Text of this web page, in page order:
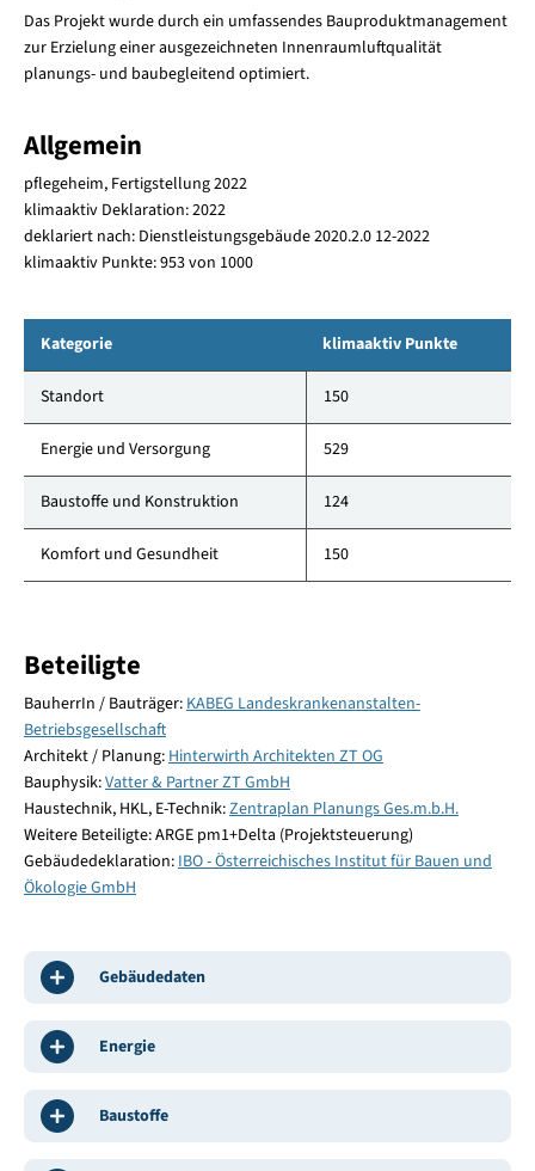
Das Projekt wurde durch ein umfassendes Bauproduktmanagement
zur Erzielung einer ausgezeichneten Innenraumluftqualität
planungs- und baubegleitend optimiert.
Allgemein
pflegeheim, Fertigstellung 2022
klimaaktiv Deklaration: 2022
deklariert nach: Dienstleistungsgebäude 2020.2.0 12-2022
klimaaktiv Punkte: 953 von 1000
Kategorie klimaaktiv Punkte
Standort 150
Energie und Versorgung 529
Baustoffe und Konstruktion 124
Komfort und Gesundheit 150
Beteiligte
BauherrIn / Bauträger: KABEG Landeskrankenanstalten-
Betriebsgesellschaft
Architekt / Planung: Hinterwirth Architekten ZT OG
Bauphysik:Vatter & Partner ZT GmbH
Haustechnik, HKL, E-Technik:Zentraplan Planungs Ges.m.b.H.
Weitere Beteiligte: ARGE pm1+Delta (Projektsteuerung)
Gebäudedeklaration: IBO - Österreichisches Institut für Bauen und
Ökologie GmbH
Gebäudedaten
Energie
Baustoffe